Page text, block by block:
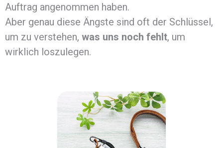
Auftrag angenommen haben.
Aber genau diese Ängste sind oft der Schlüssel,
um zu verstehen, was uns noch fehlt, um
wirklich loszulegen.